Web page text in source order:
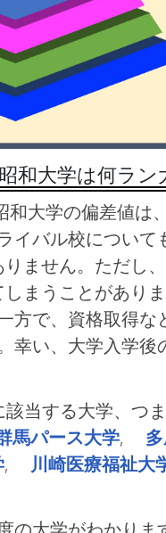
和大学は何ラン
大学の偏差値は
イバル校につい
ません。ただし
しまうことがあり
方で、資格取得
幸い、大学入学
該当する大学、つ
馬パース大学,
, 川崎医療福祉大